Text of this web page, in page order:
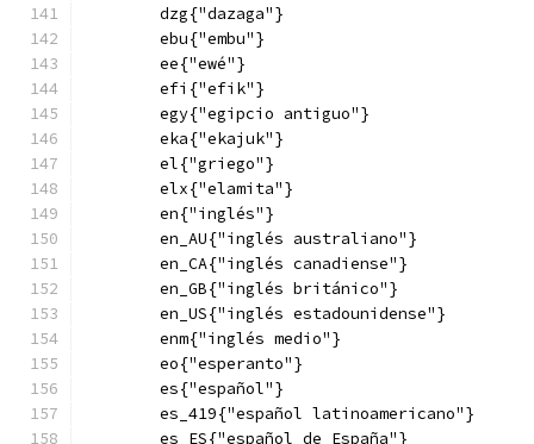
        dzg{"dazaga"}
        ebu{"embu"}
        ee{"ewé"}
        efi{"efik"}
        egy{"egipcio antiguo"}
        eka{"ekajuk"}
        el{"griego"}
        elx{"elamita"}
        en{"inglés"}
        en_AU{"inglés australiano"}
        en_CA{"inglés canadiense"}
        en_GB{"inglés británico"}
        en_US{"inglés estadounidense"}
        enm{"inglés medio"}
        eo{"esperanto"}
        es{"español"}
        es_419{"español latinoamericano"}
        es_ES{"español de España"}